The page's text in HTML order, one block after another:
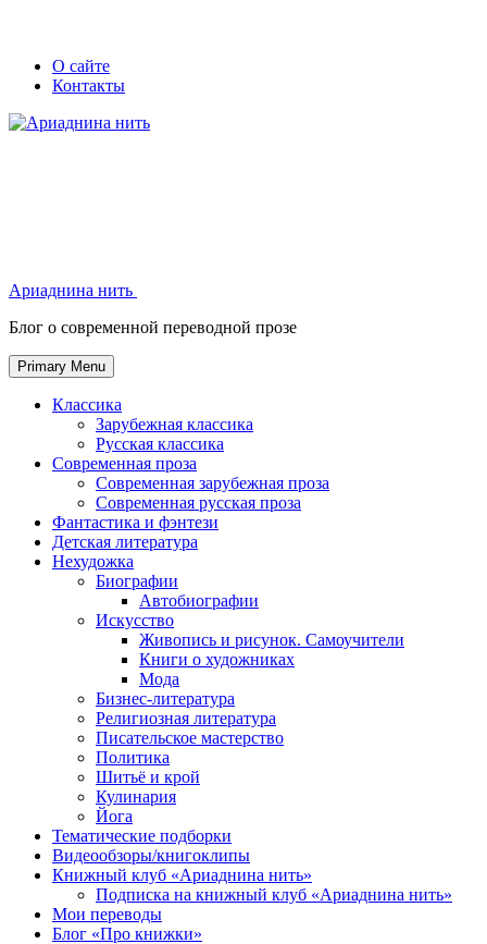
Skip
Secondary
left
navigation
Secondary
right
navigation
О сайте
Контакты
Ариаднина нить
Блог о современной переводной прозе
Primary Menu
Классика
Зарубежная классика
Русская классика
Современная проза
Современная зарубежная проза
Современная русская проза
Фантастика и фэнтези
Детская литература
Нехудожка
Биографии
Автобиографии
Искусство
Живопись и рисунок. Самоучители
Книги о художниках
Мода
Бизнес-литература
Религиозная литература
Писательское мастерство
Политика
Шитьё и крой
Кулинария
Йога
Тематические подборки
Видеообзоры/книгоклипы
Книжный клуб «Ариаднина нить»
Подписка на книжный клуб «Ариаднина нить»
Мои переводы
Блог «Про книжки»